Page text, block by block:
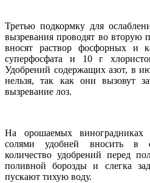
Третью подкормку для
вызревания проводят во вторую
вносят раствор фосфорных и
суперфосфата и 10 г
Удобрений содержащих азот, в
нельзя, так как они вызовут
вызревание лоз.
На орошаемых виноградниках
солями удобней вносить в
количество удобрений перед
поливной борозды и слегка
пускают тихую воду.